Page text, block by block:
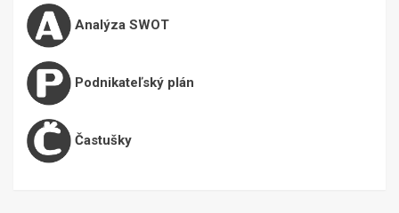
Analýza SWOT
Podnikateľský plán
Častušky